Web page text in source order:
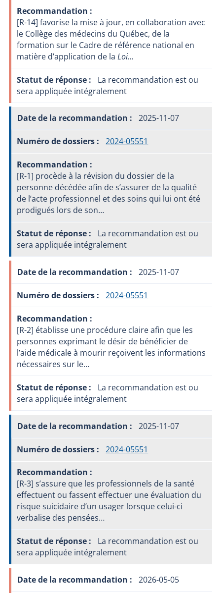
[R-14] favorise la mise à jour, en collaboration avec
le Collège des médecins du Québec, de la
formation sur le Cadre de référence national en
matière d’application de la Loi…
La recommandation est ou
sera appliquée intégralement
2025-11-07
2024-05551
[R-1] procède à la révision du dossier de la
personne décédée afin de s’assurer de la qualité
de l’acte professionnel et des soins qui lui ont été
prodigués lors de son…
La recommandation est ou
sera appliquée intégralement
2025-11-07
2024-05551
[R-2] établisse une procédure claire afin que les
personnes exprimant le désir de bénéficier de
l’aide médicale à mourir reçoivent les informations
nécessaires sur le…
La recommandation est ou
sera appliquée intégralement
2025-11-07
2024-05551
[R-3] s’assure que les professionnels de la santé
effectuent ou fassent effectuer une évaluation du
risque suicidaire d’un usager lorsque celui-ci
verbalise des pensées…
La recommandation est ou
sera appliquée intégralement
2026-05-05